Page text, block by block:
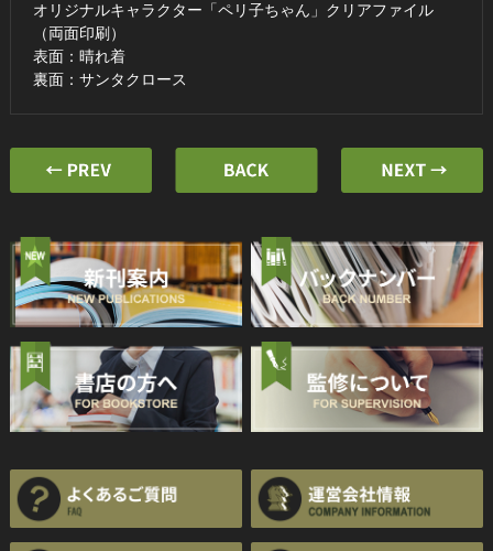
オリジナルキャラクター「ペリ子ちゃん」クリアファイル
（両面印刷）
表面：晴れ着
裏面：サンタクロース